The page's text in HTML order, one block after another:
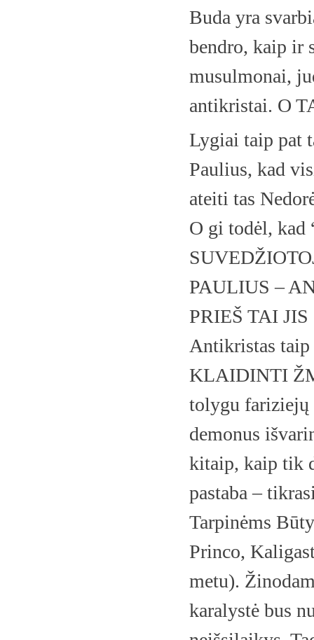
Buda yra
bendro, kaip ir
musulmonai,
antikristai. O
Lygiai taip pat
Paulius, kad
ateiti tas
O gi todėl,
PAULIUS –
PRIEŠ TAI JIS
Antikristas
KLAIDINTI
tolygu fariziejų
demonus
kitaip, kaip tik
pastaba –
Tarpinėms
Princo,
metu).
karalystė bus